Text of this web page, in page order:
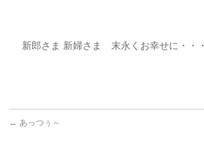
新郎さま 新婦さま 末永くお幸せに・・・
← あっつぅ～